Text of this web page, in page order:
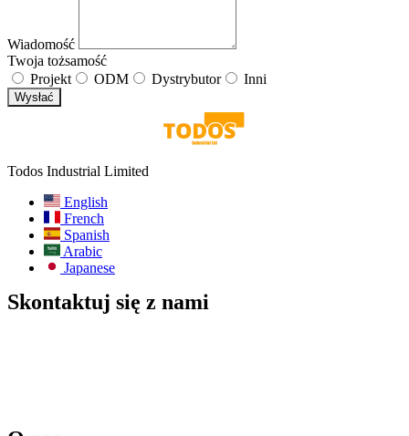
Wiadomość
Twoja tożsamość
Projekt
ODM Dystrybutor Inni
Wysłać
Todos Industrial Limited
English
French
Spanish
Arabic
Japanese
Skontaktuj się z nami